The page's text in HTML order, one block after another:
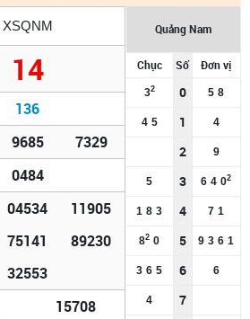
XSQNM
14
136
9685 7329
0484
04534
11905
75141
89230
32553
15708
Quảng Nam
Chục Số Đơn vị
32 0 5 8
4 5 1 4
2 9
5 3 6 4 02
1 8 3 4 7 1
82 0 5 9 3 6 1
3 6 5 6 6
4 7